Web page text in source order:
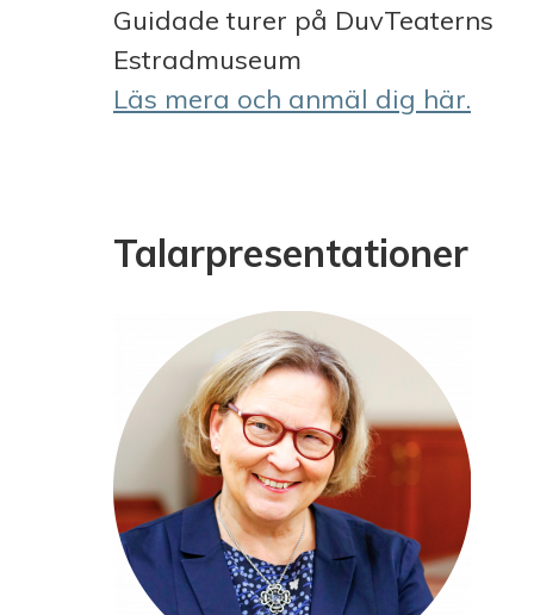
Guidade turer på DuvTeaterns
Estradmuseum
Läs mera och anmäl dig här.
Talarpresentationer